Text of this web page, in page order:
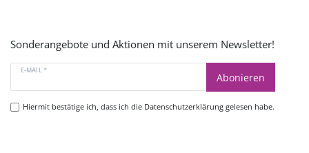
Sonderangebote und Aktionen mit unserem Newsletter!
E-MAIL *
Abonieren
Hiermit bestätige ich, dass ich die Datenschutzerklärunggelesen habe.